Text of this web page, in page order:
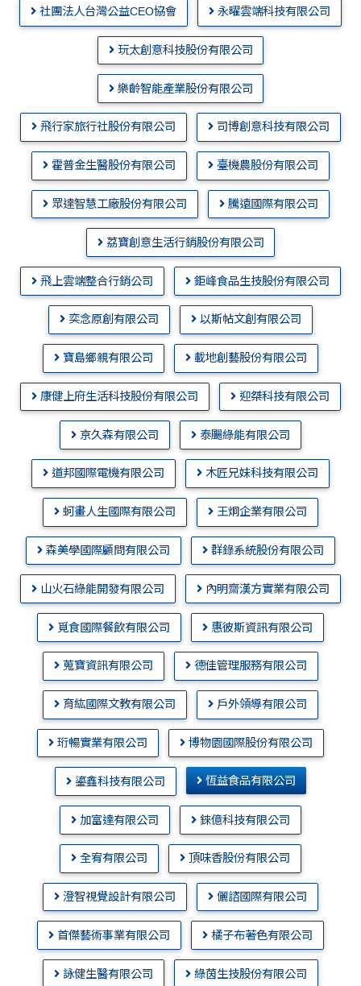
社團法人台灣公益CEO協會 永曜雲端科技有限公司
玩太創意科技股份有限公司
樂齡智能產業股份有限公司
飛行家旅行社股份有限公司 司博創意科技有限公司
霍普金生醫股份有限公司 臺機農股份有限公司
眾達智慧工廠股份有限公司 騰遠國際有限公司
荔寶創意生活行銷股份有限公司
飛上雲端整合行銷公司 鉅峰食品生技股份有限公司
奕念原創有限公司 以斯帖文創有限公司
寶島鄉親有限公司 載地創藝股份有限公司
康健上府生活科技股份有限公司 迎桀科技有限公司
京久森有限公司 泰颺綠能有限公司
道邦國際電機有限公司 木匠兄妹科技有限公司
蚵畫人生國際有限公司 王炯企業有限公司
森美學國際顧問有限公司 群錄系統股份有限公司
山火石綠能開發有限公司 內明齋漢方實業有限公司
覓食國際餐飲有限公司 惠彼斯資訊有限公司
蒐寶資訊有限公司 德佳管理服務有限公司
育紘國際文教有限公司 戶外領導有限公司
珩暢實業有限公司 博物園國際股份有限公司
鎏鑫科技有限公司 恆益食品有限公司
加富達有限公司 錸億科技有限公司
全宥有限公司 頂味香股份有限公司
澄智視覺設計有限公司 儷諮國際有限公司
首傑藝術事業有限公司 橘子布著色有限公司
詠健生醫有限公司 綠茵生技股份有限公司